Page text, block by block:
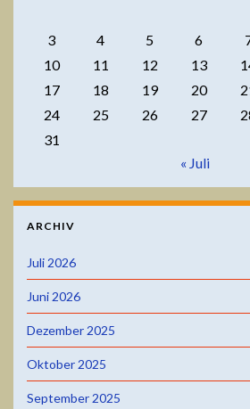
3
4 5 6
10
11 12 13
17
18 19 20
24
25 26 27
31
« Juli
ARCHIV
Juli 2026
Juni 2026
Dezember 2025
Oktober 2025
September 2025